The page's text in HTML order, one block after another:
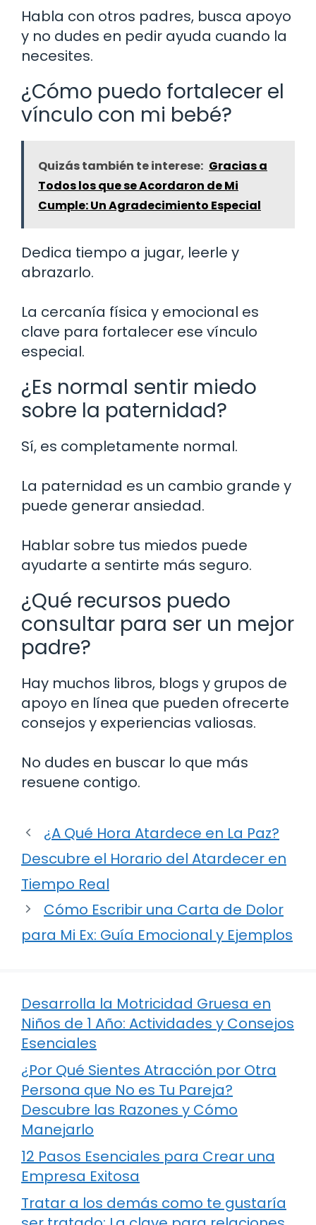
Habla con otros padres, busca apoyo
y no dudes en pedir ayuda cuando la
necesites.
¿Cómo puedo fortalecer el
vínculo con mi bebé?
Quizás también te interese: Gracias a
Todos los que se Acordaron de Mi
Cumple: Un Agradecimiento Especial
Dedica tiempo a jugar, leerle y
abrazarlo.
La cercanía física y emocional es
clave para fortalecer ese vínculo
especial.
¿Es normal sentir miedo
sobre la paternidad?
Sí, es completamente normal.
La paternidad es un cambio grande y
puede generar ansiedad.
Hablar sobre tus miedos puede
ayudarte a sentirte más seguro.
¿Qué recursos puedo
consultar para ser un mejor
padre?
Hay muchos libros, blogs y grupos de
apoyo en línea que pueden ofrecerte
consejos y experiencias valiosas.
No dudes en buscar lo que más
resuene contigo.
¿A Qué Hora Atardece en La Paz?
Descubre el Horario del Atardecer en
Tiempo Real
Cómo Escribir una Carta de Dolor
para Mi Ex: Guía Emocional y Ejemplos
Desarrolla la Motricidad Gruesa en
Niños de 1 Año: Actividades y Consejos
Esenciales
¿Por Qué Sientes Atracción por Otra
Persona que No es Tu Pareja?
Descubre las Razones y Cómo
Manejarlo
12 Pasos Esenciales para Crear una
Empresa Exitosa
Tratar a los demás como te gustaría